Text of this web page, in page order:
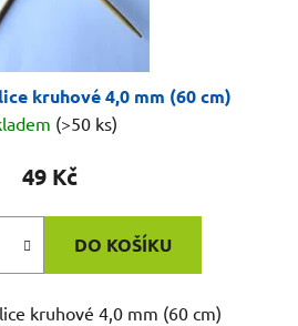
kruhové 4,0 mm (60 cm)
(>50 ks)
49 Kč
DO KOŠÍKU
kruhové 4,0 mm (60 cm)